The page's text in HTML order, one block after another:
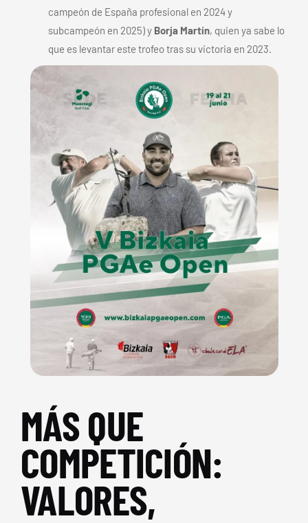
campeón de España profesional en 2024 y
subcampeón en 2025) y Borja Martín, quien ya sabe lo
que es levantar este trofeo tras su victoria en 2023.
MÁS QUE
COMPETICIÓN:
VALORES,